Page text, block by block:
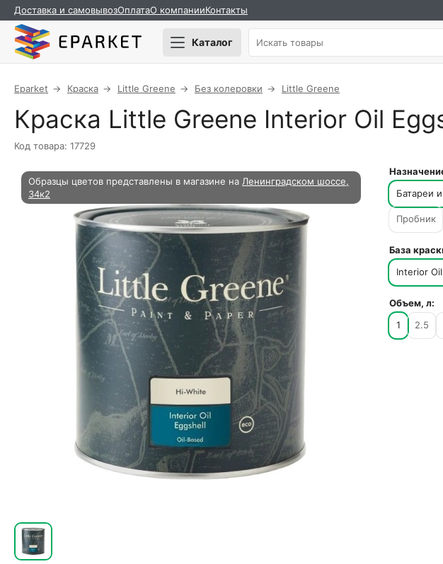
Доставка и самовывозОплатаО компанииКонтакты
Каталог
Eparket Краска Little Greene Без колеровки Little Greene
Краска Little Greene Interior Oil
Код товара: 17729
Образцы цветов представлены в магазине на Ленинградском шоссе,
34к2
Батареи
Пробник
База
Interior
Объем, л:
1
2.5